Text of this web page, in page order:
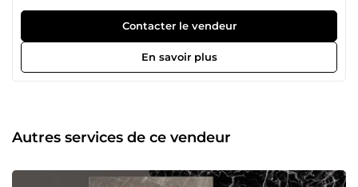
results with strong attention to detail. On ComeUP: I offer
practical and precise solutions that combine
professionalism, commitment, and high-quality execution,
including: . Digital &amp; Administrative Services: Data
entry, virtual assistance, CV/resume preparation, and
Photo enhancement and restoration, unwanted object
removal, karaoke creation, and custom video production. .
training, solar energy projects, HTML5 applications, and
Contacter le vendeur
En savoir plus
Autres services de ce vendeur